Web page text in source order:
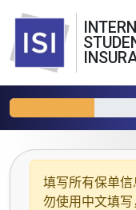
填写所有保单信
勿使用中文填写